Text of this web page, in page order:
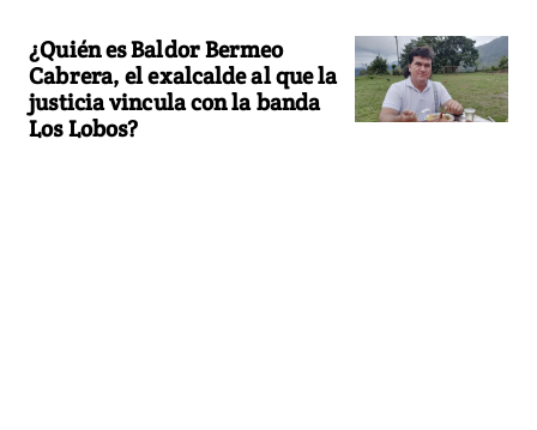
¿Quién es Baldor Bermeo
Cabrera, el exalcalde al que la
justicia vincula con la banda
Los Lobos?